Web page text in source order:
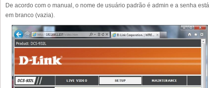
De acordo com o manual, o nome de usuário padrão é admin e a senha está
em branco (vazia).